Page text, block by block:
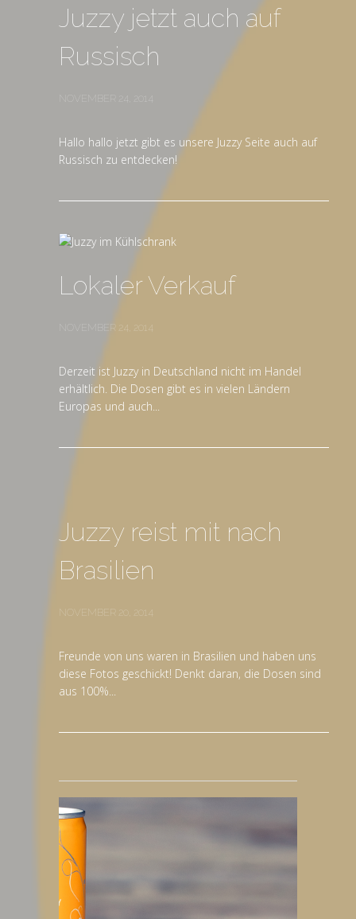
Juzzy jetzt auch auf
Russisch
NOVEMBER 24, 2014
Hallo hallo jetzt gibt es unsere Juzzy Seite auch auf
Russisch zu entdecken!
Lokaler Verkauf
NOVEMBER 24, 2014
Derzeit ist Juzzy in Deutschland nicht im Handel
erhältlich. Die Dosen gibt es in vielen Ländern
Europas und auch...
Juzzy reist mit nach
Brasilien
NOVEMBER 20, 2014
Freunde von uns waren in Brasilien und haben uns
diese Fotos geschickt! Denkt daran, die Dosen sind
aus 100%...